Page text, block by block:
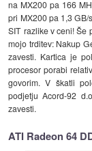
na MX200 pa 166
pri MX200 pa 1,3
SIT razlike v ceni! Še
mojo trditev: Nakup
zavesti. Kartica je
procesor porabi
govorim. V škatli
podjetju Acord-92
zavesti.
ATI Radeon 64